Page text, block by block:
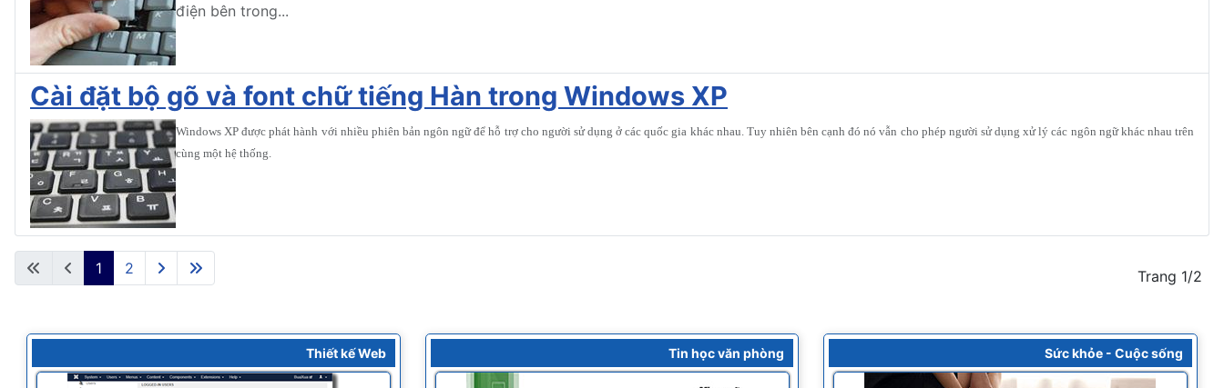
điện bên trong...
Cài đặt bộ gõ và font chữ tiếng Hàn trong Windows XP
Windows XP được phát hành với nhiều phiên bản ngôn ngữ để hỗ trợ cho người sử dụng ở các quốc gia khác nhau. Tuy nhiên bên cạnh đó nó vẫn cho phép người sử dụng xử lý các ngôn ngữ khác nhau trên
cùng một hệ thống.
Trang 1/2
1 2
Thiết kế Web Tin học văn phòng Sức khỏe - Cuộc sống